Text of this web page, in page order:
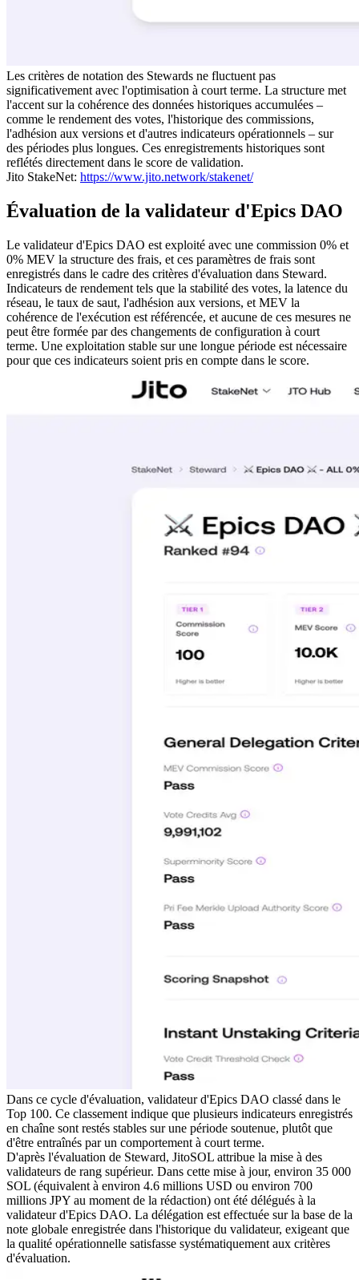
Les critères de notation des Stewards ne fluctuent pas
significativement avec l'optimisation à court terme. La structure met
l'accent sur la cohérence des données historiques accumulées –
comme le rendement des votes, l'historique des commissions,
l'adhésion aux versions et d'autres indicateurs opérationnels – sur
des périodes plus longues. Ces enregistrements historiques sont
reflétés directement dans le score de validation.
Jito StakeNet: https://www.jito.network/stakenet/
Évaluation de la validateur d'Epics DAO
Le validateur d'Epics DAO est exploité avec une commission 0% et
0% MEV la structure des frais, et ces paramètres de frais sont
enregistrés dans le cadre des critères d'évaluation dans Steward.
Indicateurs de rendement tels que la stabilité des votes, la latence du
réseau, le taux de saut, l'adhésion aux versions, et MEV la
cohérence de l'exécution est référencée, et aucune de ces mesures ne
peut être formée par des changements de configuration à court
terme. Une exploitation stable sur une longue période est nécessaire
pour que ces indicateurs soient pris en compte dans le score.
Dans ce cycle d'évaluation, validateur d'Epics DAO classé dans le
Top 100. Ce classement indique que plusieurs indicateurs enregistrés
en chaîne sont restés stables sur une période soutenue, plutôt que
d'être entraînés par un comportement à court terme.
D'après l'évaluation de Steward, JitoSOL attribue la mise à des
validateurs de rang supérieur. Dans cette mise à jour, environ 35 000
SOL (équivalent à environ 4.6 millions USD ou environ 700
millions JPY au moment de la rédaction) ont été délégués à la
validateur d'Epics DAO. La délégation est effectuée sur la base de la
note globale enregistrée dans l'historique du validateur, exigeant que
la qualité opérationnelle satisfasse systématiquement aux critères
d'évaluation.